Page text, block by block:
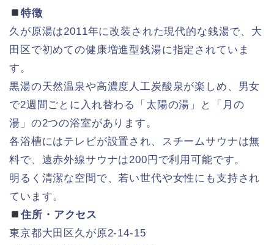
特徴
久が原湯は2011年に改装された現代的な銭湯で、大
田区で初めての健康増進型銭湯に指定されていま
す。
黒湯の天然温泉や高濃度人工炭酸泉が楽しめ、男女
で2週間ごとに入れ替わる「太陽の湯」と「月の
湯」の2つの浴室があります。
各浴槽にはテレビが設置され、スチームサウナは無
料で、遠赤外線サウナは200円で利用可能です。
明るく清潔な空間で、若い世代や女性にも支持され
ています。
住所・アクセス
東京都大田区久が原2-14-15